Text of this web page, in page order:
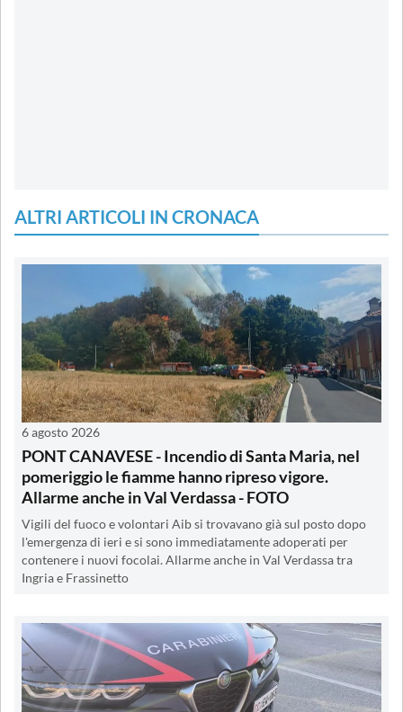
ALTRI ARTICOLI IN CRONACA
6 agosto 2026
PONT CANAVESE - Incendio di Santa Maria, nel
pomeriggio le fiamme hanno ripreso vigore.
Allarme anche in Val Verdassa - FOTO
Vigili del fuoco e volontari Aib si trovavano già sul posto dopo
l'emergenza di ieri e si sono immediatamente adoperati per
contenere i nuovi focolai. Allarme anche in Val Verdassa tra
Ingria e Frassinetto